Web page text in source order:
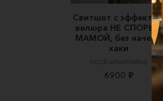
Свитшот с эффектом
велюра НЕ СПОРЬ С
МАМОЙ, без начеса,
хаки
nodramamama
6900 ₽